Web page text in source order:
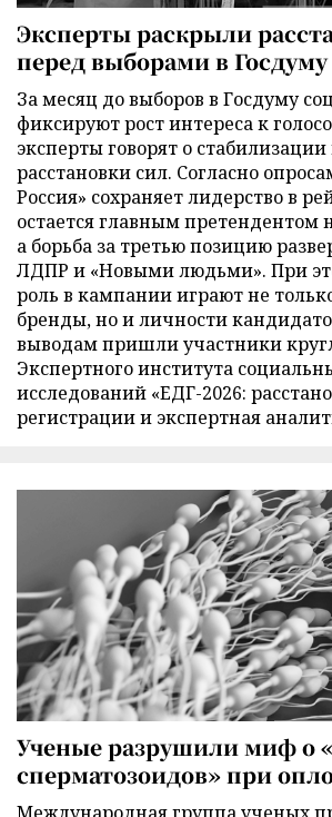
Эксперты раскрыли
перед выборами в Госдуму
За месяц до выборов в Госдуму
фиксируют рост интереса к
эксперты говорят о
расстановки сил. Согласно
Россия» сохраняет лидерство в
остается главным претендентом
а борьба за третью позицию
ЛДПР и «Новыми людьми». При
роль в кампании играют не
бренды, но и личности
выводам пришли участники
Экспертного института
исследований «ЕДГ-2026:
регистрации и экспертная
Ученые разрушили миф о
сперматозоидов» при